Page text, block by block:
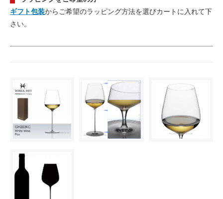
ギフト包装からご希望のラッピング方法を選びカートに入れて下
さい。